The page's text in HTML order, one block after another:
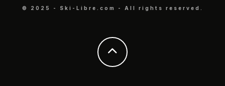
© 2025 - Ski-Libre.com - All rights reserved.